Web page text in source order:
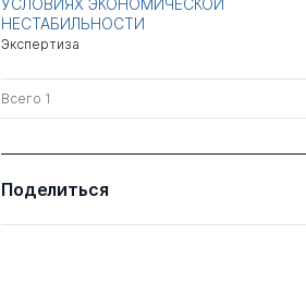
НЕСТАБИЛЬНОСТИ
Экспертиза
Всего 1
Поделиться